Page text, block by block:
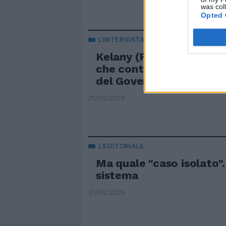
was
Opted
L'INTERVISTA
Kelany (FdI): "C'è
che contrasta le
del Governo Meloni"
31/05/2026
L'EDITORIALE
Ma quale "caso
sistema
31/05/2026